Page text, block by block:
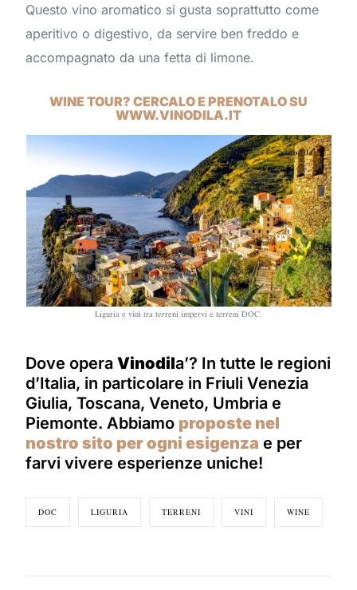
Questo vino aromatico si gusta soprattutto come
aperitivo o digestivo, da servire ben freddo e
accompagnato da una fetta di limone.
WINE TOUR? CERCALO E PRENOTALO SU
WWW.VINODILA.IT
Liguria e vini tra terreni impervi e terreni DOC.
Dove operaVinodila’? In tutte le regioni
d’Italia, in particolare in Friuli Venezia
Giulia, Toscana, Veneto, Umbria e
Piemonte. Abbiamo proposte nel
nostro sito per ogni esigenza e per
farvi vivere esperienze uniche!
DOC LIGURIA TERRENI VINI WINE